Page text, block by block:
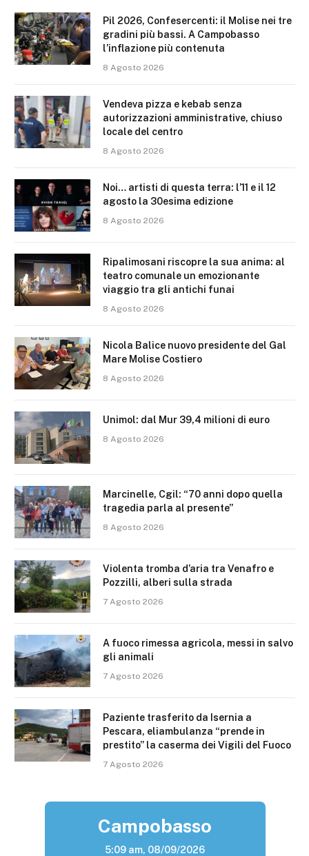
Pil 2026, Confesercenti: il Molise nei tre
gradini più bassi. A Campobasso
l’inflazione più contenuta
8 Agosto 2026
Vendeva pizza e kebab senza
autorizzazioni amministrative, chiuso
locale del centro
8 Agosto 2026
Noi… artisti di questa terra: l’11 e il 12
agosto la 30esima edizione
8 Agosto 2026
Ripalimosani riscopre la sua anima: al
teatro comunale un emozionante
viaggio tra gli antichi funai
8 Agosto 2026
Nicola Balice nuovo presidente del Gal
Mare Molise Costiero
8 Agosto 2026
Unimol: dal Mur 39,4 milioni di euro
8 Agosto 2026
Marcinelle, Cgil: “70 anni dopo quella
tragedia parla al presente”
8 Agosto 2026
Violenta tromba d’aria tra Venafro e
Pozzilli, alberi sulla strada
7 Agosto 2026
A fuoco rimessa agricola, messi in salvo
gli animali
7 Agosto 2026
Paziente trasferito da Isernia a
Pescara, eliambulanza “prende in
prestito” la caserma dei Vigili del Fuoco
7 Agosto 2026
Campobasso
5:09 am, 08/09/2026